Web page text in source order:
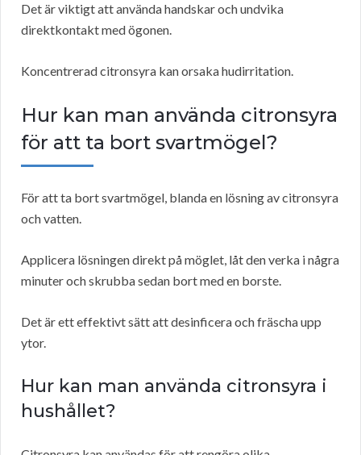
Det är viktigt att använda handskar och undvika
direktkontakt med ögonen.
Koncentrerad citronsyra kan orsaka hudirritation.
Hur kan man använda citronsyra
för att ta bort svartmögel?
För att ta bort svartmögel, blanda en lösning av citronsyra
och vatten.
Applicera lösningen direkt på möglet, låt den verka i några
minuter och skrubba sedan bort med en borste.
Det är ett effektivt sätt att desinficera och fräscha upp
ytor.
Hur kan man använda citronsyra i
hushållet?